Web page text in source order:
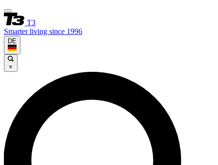
T3
Smarter living since 1996
DE
×